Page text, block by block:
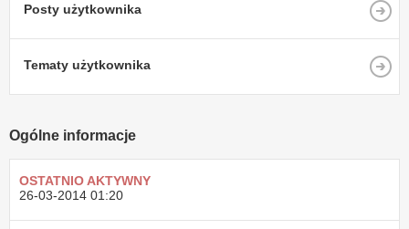
Posty użytkownika
Tematy użytkownika
Ogólne informacje
OSTATNIO AKTYWNY
26-03-2014 01:20